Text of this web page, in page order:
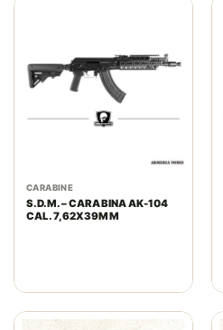
CARABINE
S.D.M. – CARABINA AK-104
CAL. 7,62X39MM